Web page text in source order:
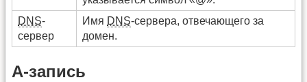
DNS-
сервер
Имя DNS-сервера, отвечающего за
домен.
A-запись